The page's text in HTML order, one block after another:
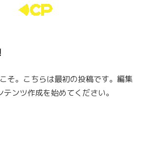
そ。こちらは最初の投稿です。編集
ンツ作成を始めてください。